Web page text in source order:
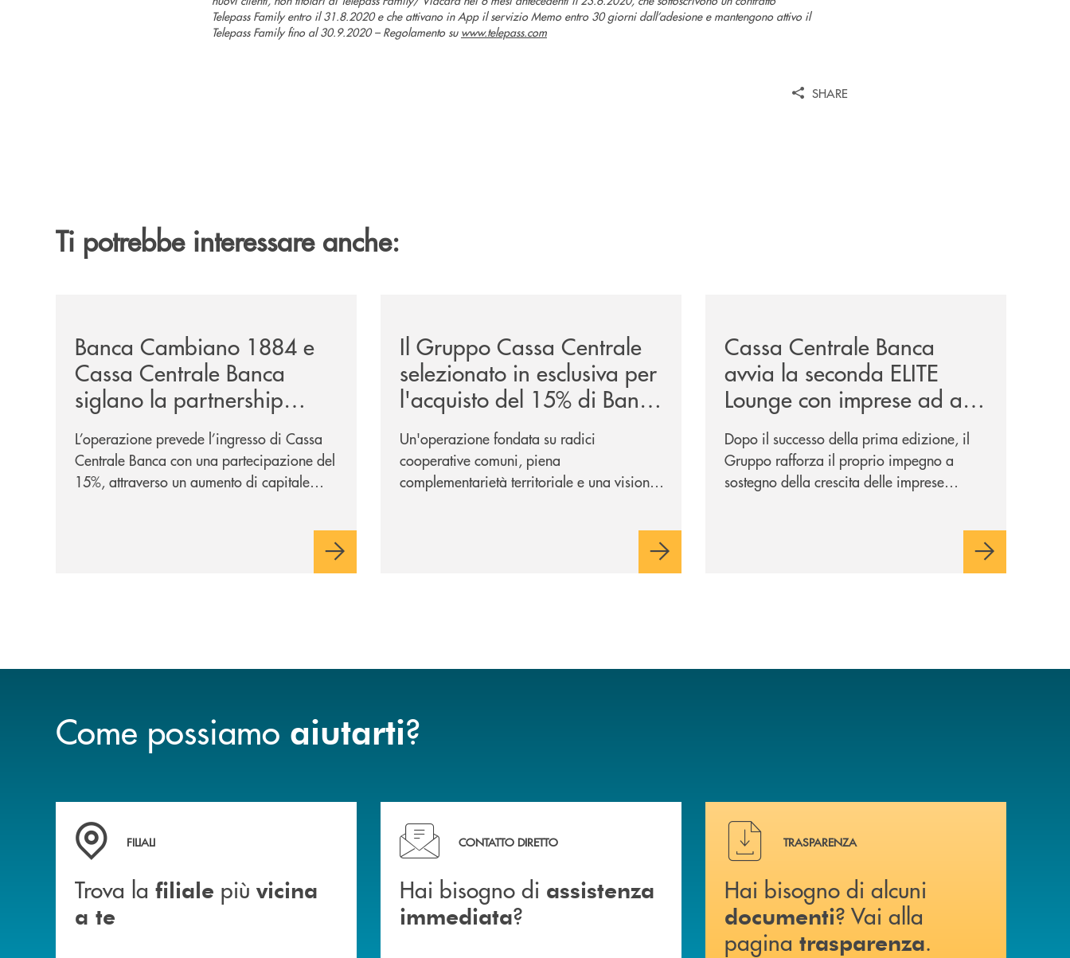
Telepass Family entro il 31.8.2020 e che attivano in App il servizio Memo entro 30 giorni dall’adesione e mantengono attivo il
Telepass Family fino al 30.9.2020 – Regolamento su www.telepass.com
SHARE
Ti potrebbe interessare anche:
Banca Cambiano 1884 e
Cassa Centrale Banca
siglano la partnership
strategica
L’operazione prevede l’ingresso di Cassa
Centrale Banca con una partecipazione del
15%, attraverso un aumento di capitale
sulla condivisione di valori comuni e sulla
prossimità ai territori, per ampliare l’offerta
Il Gruppo Cassa Centrale
selezionato in esclusiva per
l'acquisto del 15% di Banca
Cambiano 1884
Un'operazione fondata su radici
cooperative comuni, piena
complementarietà territoriale e una visione
Cassa Centrale Banca
avvia la seconda ELITE
Lounge con imprese ad alto
potenziale
Dopo il successo della prima edizione, il
Gruppo rafforza il proprio impegno a
sostegno della crescita delle imprese
Come possiamo aiutarti?
Trova la filiale più vicina a te
FILIALI
Trova la filiale più vicina
a te
Hai bisogno di assistenza immediata ?
CONTATTO DIRETTO
Hai bisogno di assistenza
immediata?
Hai bisogno di alcuni documenti ? Vai alla pagina
TRASPARENZA
Hai bisogno di alcuni
documenti? Vai alla
pagina trasparenza.